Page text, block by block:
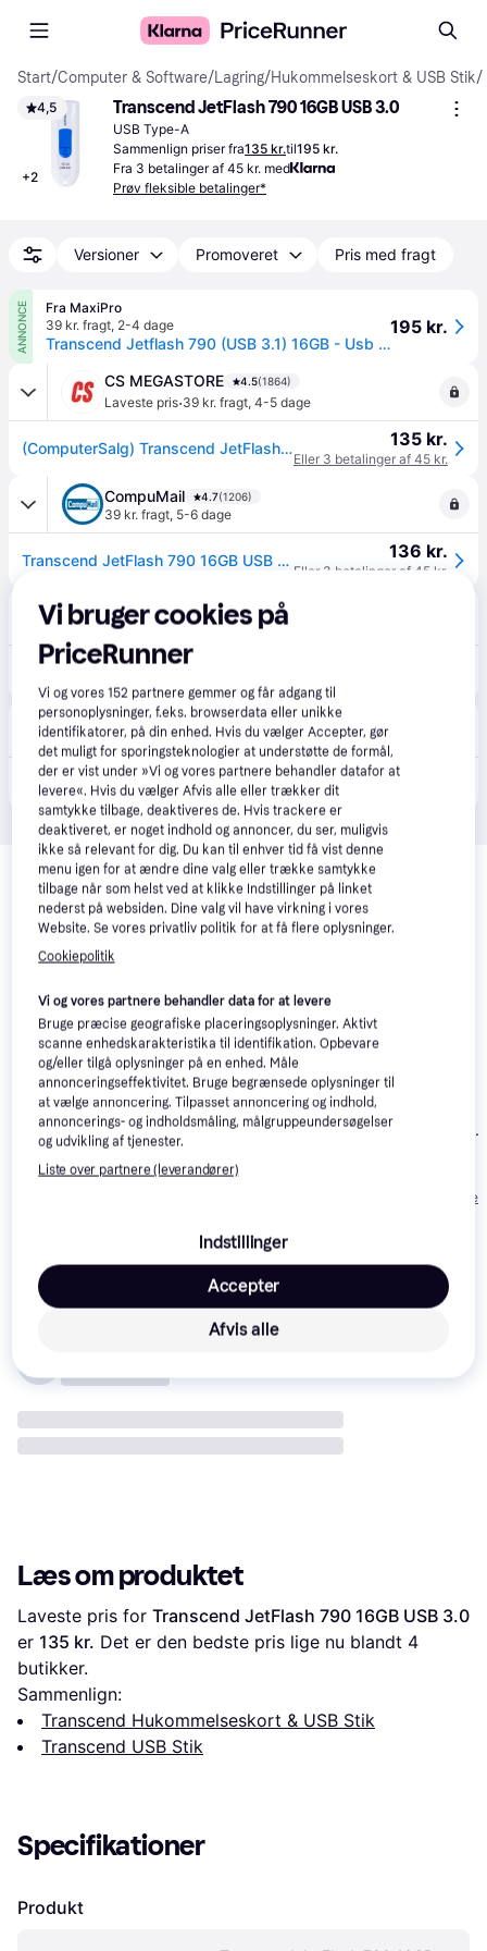
Start/Computer & Software/Lagring/Hukommelseskort & USB Stik/
4,5
+2
Transcend JetFlash 790 16GB USB 3.0
USB Type-A
Sammenlign priser fra135 kr.til195 kr.
Fra 3 betalinger af 45 kr. med
Prøv fleksible betalinger*
Versioner Promoveret Pris med fragt
ANNONCE
Fra MaxiPro
39 kr. fragt, 2-4 dage
Transcend Jetflash 790 (USB 3.1) 16GB - Usb stik
195 kr.
CS MEGASTORE 4.5(1864)
Laveste pris·39 kr. fragt, 4-5 dage
(ComputerSalg) Transcend JetFlash 790 - USB flashdrive - 16 GB - USB 3.0 135 kr.
Eller 3 betalinger af 45 kr.
CompuMail 4.7(1206)
39 kr. fragt, 5-6 dage
Transcend JetFlash 790 16GB USB 3.0 USB stick Sort Blå --> På fjernlager, levevering hos dig 11-08-2026 136 kr.
Eller 3 betalinger af 45 kr.
avXperten 4.8(429)
49 kr. fragt,3-5 dage
Eller 3 betalinger af 56 kr.
MaxiPro
39 kr. fragt ,2-4 dage
Transcend Jetflash 790 (USB 3.1) 16GB - Usb stik
Relaterede produkter
Se vores forslag til andre produkter, der matcher dine
interesser. Vis alle
Verbatim
Store'n'Go V3
16GB USB 3.0
3.9
59 kr.
Verbatim Store
'n' Go Pin Stripe
Gen 1
3.8
59 kr.
Philips USB
Eller 3
Anmeldelser
Læs om produktet
Laveste pris for Transcend JetFlash 790 16GB USB 3.0
er 135 kr. Det er den bedste pris lige nu blandt 4
butikker.
Sammenlign:
Transcend Hukommelseskort & USB Stik
Transcend USB Stik
Specifikationer
Produkt
Vi bruger cookies på
PriceRunner
Vi og vores152 partnere gemmer og får adgang til
personoplysninger, f.eks. browserdata eller unikke
identifikatorer, på din enhed. Hvis du vælger Accepter, gør
det muligt for sporingsteknologier at understøtte de formål,
der er vist under »Vi og vores partnere behandler datafor at
levere«. Hvis du vælger Afvis alle eller trækker dit
samtykke tilbage, deaktiveres de. Hvis trackere er
deaktiveret, er noget indhold og annoncer, du ser, muligvis
ikke så relevant for dig. Du kan til enhver tid få vist denne
menu igen for at ændre dine valg eller trække samtykke
tilbage når som helst ved at klikke Indstillinger på linket
nederst på websiden. Dine valg vil have virkning i vores
Website. Se vores privatliv politik for at få flere oplysninger.
Cookiepolitik
Vi og vores partnere behandler data for at levere
Bruge præcise geografiske placeringsoplysninger. Aktivt
scanne enhedskarakteristika til identifikation. Opbevare
og/eller tilgå oplysninger på en enhed. Måle
annonceringseffektivitet. Bruge begrænsede oplysninger til
at vælge annoncering. Tilpasset annoncering og indhold,
annoncerings- og indholdsmåling, målgruppeundersøgelser
og udvikling af tjenester.
Liste over partnere (leverandører)
Indstillinger
Afvis alle
Accepter